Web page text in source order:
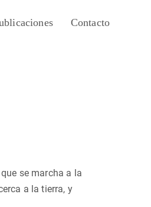
Contacto
se marcha a la
a la tierra, y